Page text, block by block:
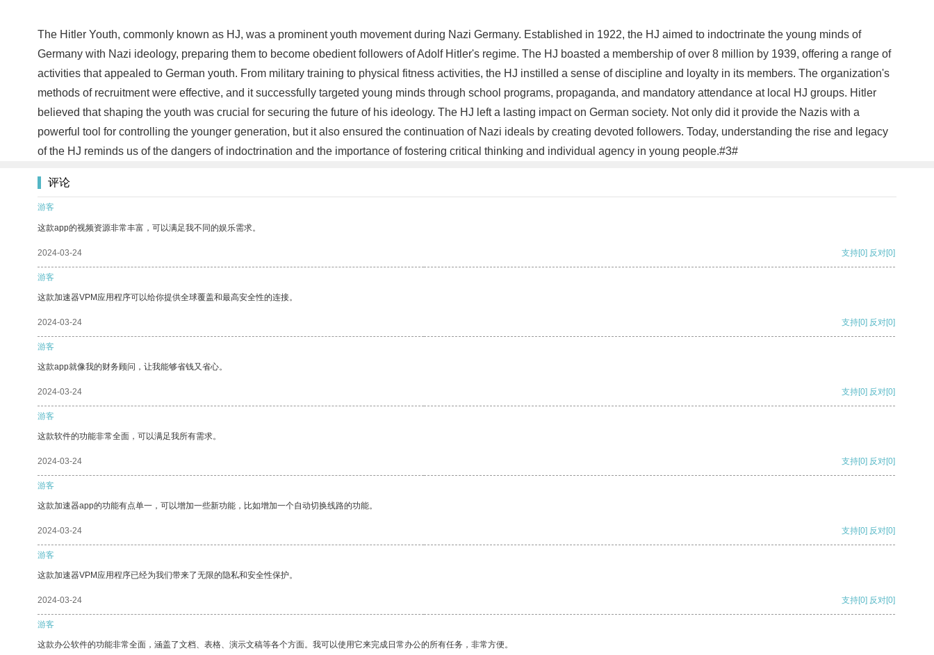
The Hitler Youth, commonly known as HJ, was a prominent youth movement during Nazi Germany. Established in 1922, the HJ aimed to indoctrinate the young minds of
Germany with Nazi ideology, preparing them to become obedient followers of Adolf Hitler's regime. The HJ boasted a membership of over 8 million by 1939, offering a range of
activities that appealed to German youth. From military training to physical fitness activities, the HJ instilled a sense of discipline and loyalty in its members. The organization's
methods of recruitment were effective, and it successfully targeted young minds through school programs, propaganda, and mandatory attendance at local HJ groups. Hitler
believed that shaping the youth was crucial for securing the future of his ideology. The HJ left a lasting impact on German society. Not only did it provide the Nazis with a
powerful tool for controlling the younger generation, but it also ensured the continuation of Nazi ideals by creating devoted followers. Today, understanding the rise and legacy
of the HJ reminds us of the dangers of indoctrination and the importance of fostering critical thinking and individual agency in young people.#3#
评论
游客
这款app的视频资源非常丰富，可以满足我不同的娱乐需求。
2024-03-24 支持[0] 反对[0]
游客
这款加速器VPM应用程序可以给你提供全球覆盖和最高安全性的连接。
2024-03-24 支持[0] 反对[0]
游客
这款app就像我的财务顾问，让我能够省钱又省心。
2024-03-24 支持[0] 反对[0]
游客
这款软件的功能非常全面，可以满足我所有需求。
2024-03-24 支持[0] 反对[0]
游客
这款加速器app的功能有点单一，可以增加一些新功能，比如增加一个自动切换线路的功能。
2024-03-24 支持[0] 反对[0]
游客
这款加速器VPM应用程序已经为我们带来了无限的隐私和安全性保护。
2024-03-24 支持[0] 反对[0]
游客
这款办公软件的功能非常全面，涵盖了文档、表格、演示文稿等各个方面。我可以使用它来完成日常办公的所有任务，非常方便。